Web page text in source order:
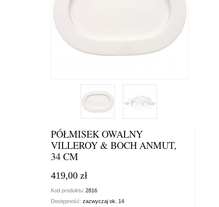
PÓŁMISEK OWALNY
VILLEROY & BOCH ANMUT,
34 CM
419,00 zł
Kod produktu:2816
Dostępność:zazwyczaj ok. 14